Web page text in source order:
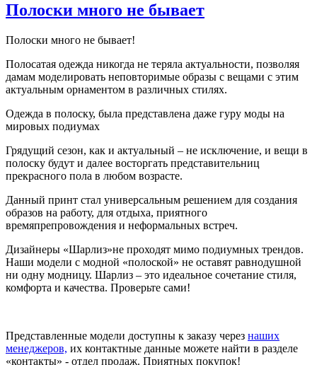
Полоски много не бывает
Полоски много не бывает!
Полосатая одежда никогда не теряла актуальности, позволяя
дамам моделировать неповторимые образы с вещами с этим
актуальным орнаментом в различных стилях.
Одежда в полоску, была представлена даже гуру моды на
мировых подиумах
Грядущий сезон, как и актуальный – не исключение, и вещи в
полоску будут и далее восторгать представительниц
прекрасного пола в любом возрасте.
Данный принт стал универсальным решением для создания
образов на работу, для отдыха, приятного
времяпрепровождения и неформальных встреч.
Дизайнеры «Шарлиз»не проходят мимо подиумных трендов.
Наши модели с модной «полоской» не оставят равнодушной
ни одну модницу. Шарлиз – это идеальное сочетание стиля,
комфорта и качества. Проверьте сами!
Представленные модели доступны к заказу через наших
менеджеров, их контактные данные можете найти в разделе
«контакты» - отдел продаж. Приятных покупок!